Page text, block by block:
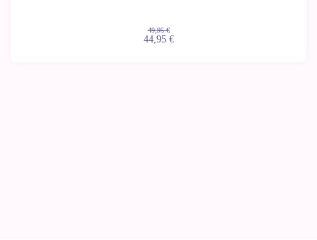
49,95 €
44,95 €